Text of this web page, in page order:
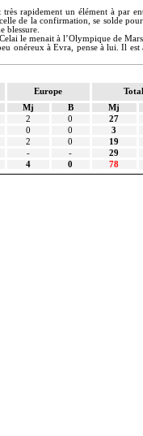
rapidement un élément à par
de la confirmation, se solde
blessure.
le menait à l’Olympique de
onéreux à Evra, pense à lui. Il est
Europe
Total
Mj B Mj
2 0 27
0 0 3
2 0 19
- - 29
4 0 78